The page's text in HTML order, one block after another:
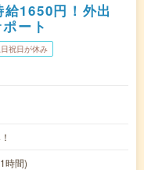
給1650円！外出
ート
日祝日が休み
時間)